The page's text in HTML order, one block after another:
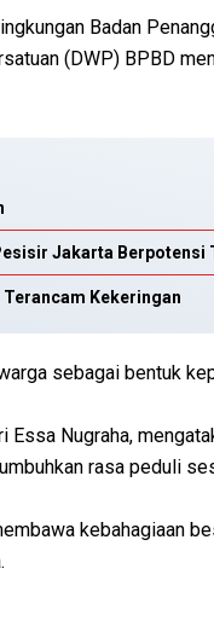
Badan
(DWP) BPBD
Jakarta
Terancam Kekeringan
sebagai bentuk
Essa Nugraha,
rasa peduli
kebahagiaan